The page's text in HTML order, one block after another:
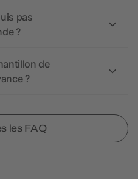
pas
?
de
?
les FAQ